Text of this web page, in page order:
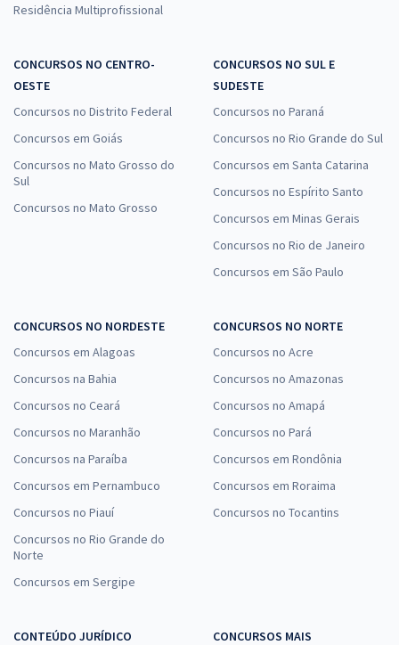
Residência Multiprofissional
CONCURSOS NO CENTRO-
OESTE
Concursos no Distrito Federal
Concursos em Goiás
Concursos no Mato Grosso do
Sul
Concursos no Mato Grosso
CONCURSOS NO SUL E
SUDESTE
Concursos no Paraná
Concursos no Rio Grande do Sul
Concursos em Santa Catarina
Concursos no Espírito Santo
Concursos em Minas Gerais
Concursos no Rio de Janeiro
Concursos em São Paulo
CONCURSOS NO NORDESTE
Concursos em Alagoas
Concursos na Bahia
Concursos no Ceará
Concursos no Maranhão
Concursos na Paraíba
Concursos em Pernambuco
Concursos no Piauí
Concursos no Rio Grande do
Norte
Concursos em Sergipe
CONCURSOS NO NORTE
Concursos no Acre
Concursos no Amazonas
Concursos no Amapá
Concursos no Pará
Concursos em Rondônia
Concursos em Roraima
Concursos no Tocantins
CONTEÚDO JURÍDICO
CONCURSOS MAIS